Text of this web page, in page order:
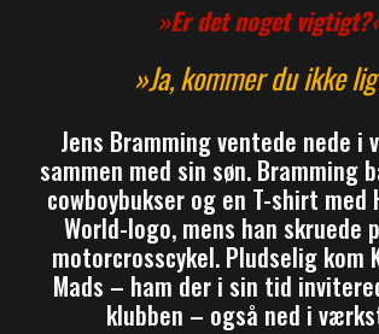
»Er det noget
»Ja, kommer du ikke
Jens Bramming ventede nede
sammen med sin søn. Bramming
cowboybukser og en T-shirt med
World-logo, mens han skruede
motorcrosscykel. Pludselig kom
Mads – ham der i sin tid
klubben – også ned i